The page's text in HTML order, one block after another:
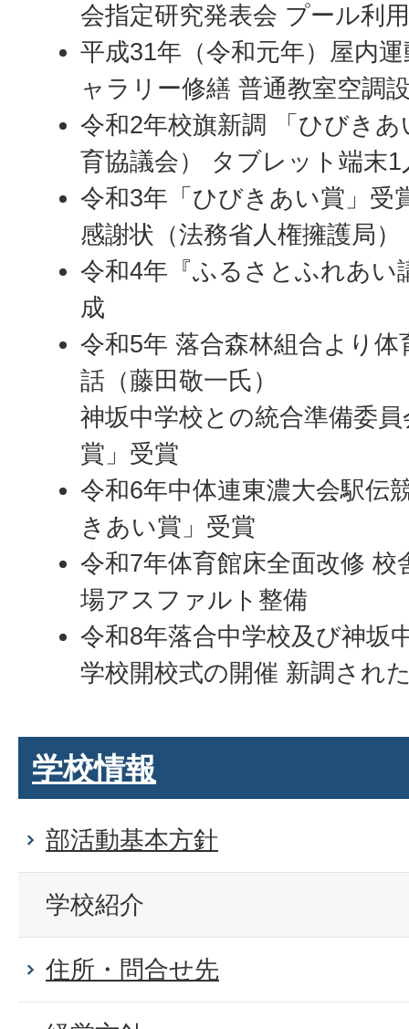
会指定研究発表会 プール利
平成31年（令和元年）屋内
ャラリー修繕 普通教室空調
令和2年校旗新調 「ひびき
育協議会） タブレット端末1
令和3年「ひびきあい賞」受
感謝状（法務省人権擁護局）
令和4年『ふるさとふれあい
成
令和5年 落合森林組合より
話（藤田敬一氏）
神坂中学校との統合準備委
賞」受賞
令和6年中体連東濃大会駅
きあい賞」受賞
令和7年体育館床全面改修
場アスファルト整備
令和8年落合中学校及び神坂
学校開校式の開催 新調され
学校情報
部活動基本方針
学校紹介
住所・問合せ先